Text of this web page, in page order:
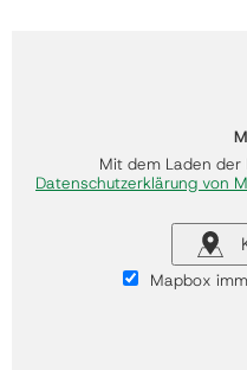
Mit dem Laden der
Datenschutzerklärung von
Mapbox